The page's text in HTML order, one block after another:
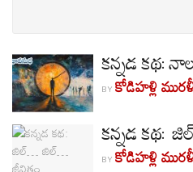
కన్నడ కథ:
BY కోడిహళ్లి
కన్నడ కథ:
BY కోడిహళ్లి